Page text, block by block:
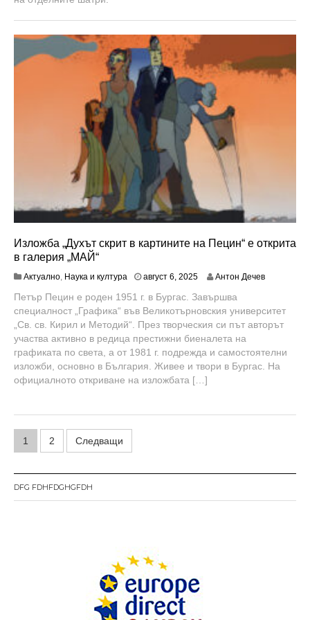
и
2
0
2
5
Изложба „Духът скрит в картините на Пецин“ е открита
в галерия „МАЙ“
Актуално, Наука и култура август 6, 2025 Антон Дечев
Петър Пецин е роден 1951 г. в Бургас. Завършва
специалност „Графика“ във Великотърновския университет
„Св. св. Кирил и Методий“. През творческия си път авторът
участва активно в редица престижни биеналета на
графиката по света, а от 1981 г. подрежда и самостоятелни
изложби, основно в България. Живее и твори в Бургас. На
официалното откриване на изложбата […]
Н
в
и
1 2 Следващи
DFG FDHFDGHGFDH